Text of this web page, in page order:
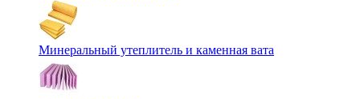
Минеральный утеплитель и каменная вата